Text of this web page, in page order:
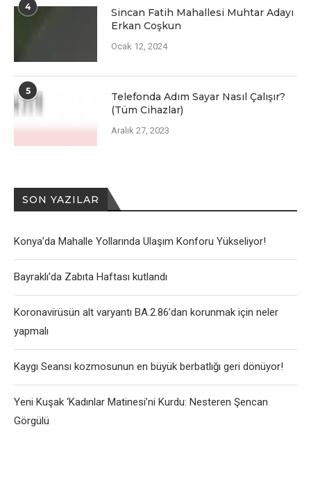
4
Sincan Fatih Mahallesi Muhtar Adayı
Erkan Coşkun
Ocak 12, 2024
5
Telefonda Adım Sayar Nasıl Çalışır?
(Tüm Cihazlar)
Aralık 27, 2023
SON YAZILAR
Konya’da Mahalle Yollarında Ulaşım Konforu Yükseliyor!
Bayraklı’da Zabıta Haftası kutlandı
Koronavirüsün alt varyantı BA.2.86’dan korunmak için neler
yapmalı
Kaygı Seansı kozmosunun en büyük berbatlığı geri dönüyor!
Yeni Kuşak ‘Kadınlar Matinesi’ni Kurdu: Nesteren Şencan
Görgülü